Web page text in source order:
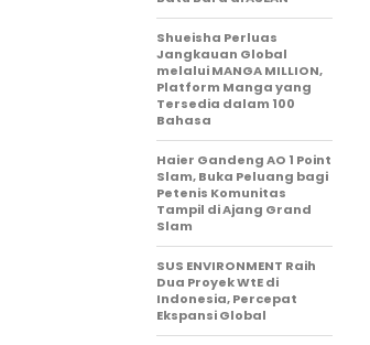
Shueisha Perluas
Jangkauan Global
melalui MANGA MILLION,
Platform Manga yang
Tersedia dalam 100
Bahasa
Haier Gandeng AO 1 Point
Slam, Buka Peluang bagi
Petenis Komunitas
Tampil di Ajang Grand
Slam
SUS ENVIRONMENT Raih
Dua Proyek WtE di
Indonesia, Percepat
Ekspansi Global